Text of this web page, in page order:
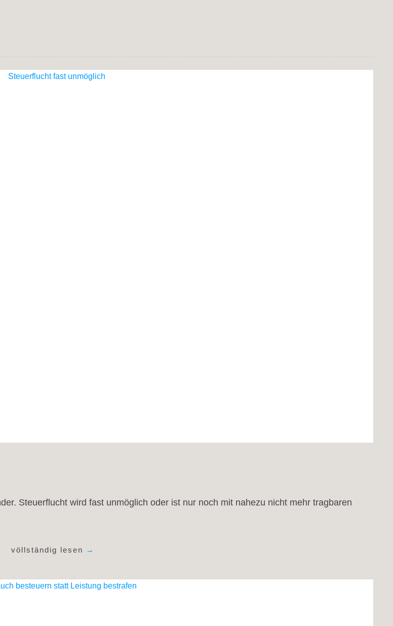
Steuerflucht wird fast unmöglich oder ist nur noch mit nahezu nicht mehr tragbaren
völlständig lesen →